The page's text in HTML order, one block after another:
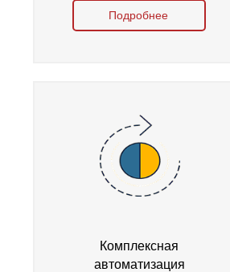
Подробнее
Комплексная
автоматизация